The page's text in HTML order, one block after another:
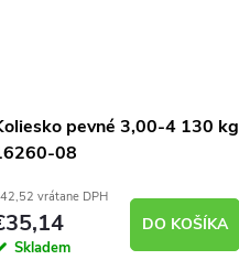
pevné 3,00-4 130 kg
08
vrátane DPH
Skladem
DO KOŠÍKA